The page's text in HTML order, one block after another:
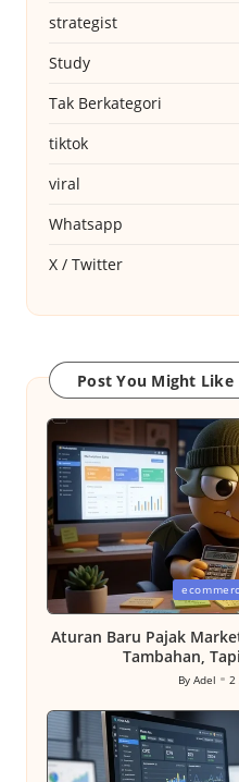
strategist
Study
Tak Berkategori
tiktok
viral
Whatsapp
X / Twitter
Post You Might Like
Posted
in
Aturan Baru Pajak
Tambahan,
Posted
by
By Adel 2